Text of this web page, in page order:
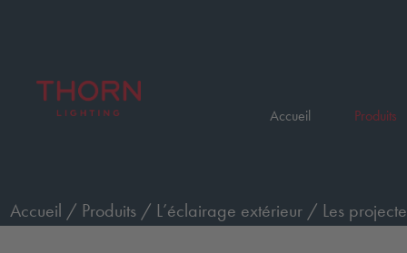
Accueil Produits
Accueil / Produits / L’éclairage extérieur / Les